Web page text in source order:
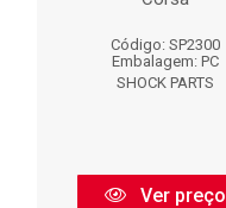
Código: SP2300
Embalagem: PC
SHOCK PARTS
Ver preço